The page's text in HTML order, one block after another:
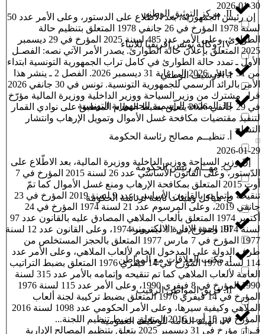
II. مركز التوثيق الوطني
IV. وكالة تونس إفريقيا للأنباء
I. الأرشيف الوطني
III. المطبعة الرسمية للجمهورية التونسية
أ. تنظيــم مصالح رئاسة الحكومة
ب. مهــام رئيس الحكومة
ج. هياكل وهيئات تابعة لرئاسة الحكومة
III. وحدة الإدارة الالكترونية
I. مكتب العلاقات مع المواطن
II. فريق المواطن الرقيب
IV. الهيئة العامة للوظيفة العمومية
2026-01-30
إن رئيس الجمهورية، بعد الاطلاع على الدستور، وعلى الأمر عدد 50
لسنة 1978 المؤرخ في 26 جانفي 1978 المتعلق بتنظيم حالة
الطوارئ، وعلى الأمر عدد 485 لسنة 2025 المؤرخ في 29 ديسمبر
2025 المتعلق بإعلان حالة الطوارئ. يصدر الأمر الآتي نصه: الفصـل
الأول ـ تمدد حالة الطوارئ في كامل تراب الجمهورية التونسية ابتداء
من 31 جانفي 2026 إلى غاية 31 ديسمبر 2026. الفصل 2 ـ ينشر هذا
الأمر بالرائد الرسمي للجمهورية التونسية. تونس في 30 جانفي 2026
قرار مشترك من وزير السياحة ووزير الداخلية ووزيرة المالية مؤرّخ
في 29 جانفي 2026 يتعلّق بضبط النظام المنطبق على نوادي القمار
لتنفيذ مقتضيات مكافحة غسل الأموال وتمويل الإرهاب وانتشار
التسلح
2026-01-29
إنّ وزير السياحة ووزير الداخلية ووزيرة المالية، بعد الاطّلاع على
الدّستور، وعلى القانون الأساسي عدد 26 لسنة 2015 المؤرخ في 7
أوت 2015 المتعلق بمكافحة الإرهاب ومنع غسل الأموال كما تمّ
تنقيحه وإتمامه بالقانون الأساسي عدد 9 لسنة 2019 المؤرخ في 23
جانفي 2019، وعلى المرسوم عدد 21 لسنة 1974 المؤرخ في 24
أكتوبر 1974 المتعلق بألعاب الملاهي المصادق عليه بالقانون عدد 97
لسنة 1974 المؤرخ في 11 ديسمبر 1974، وعلى القانون عدد 12 لسنة
1977 المؤرخ في 7 مارس 1977 المتعلق بالحجز المستخلص من
طرف الدولة على المدخول الخام لألعاب الملاهي، وعلى الأمر عدد
114 لسنة 1976 المؤرخ في 14 فيفري 1976 المتعلق بضبط التراتيب
العامة لألعاب الملاهي كما تم تنقيحه وإتمامه بالأمر عدد 315 لسنة
1990 المؤرخ في 8 فيفري 1990، وعلى الأمر عدد 115 لسنة 1976
المؤرخ في 14 فيفري 1976 المتعلق بضبط تركيبة لجنة ألعاب
الملاهي وكيفية سيرها، وعلى الأمر الحكومي عدد 1098 لسنة 2016
المؤرّخ في 15 أوت 2016 المتعلق بضبط تنظيم اللجنة...
قـرار مؤرخ في 31 ديسمبر 2025 يتعلق بتنظيم المصالح الإدارية